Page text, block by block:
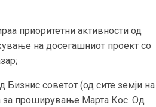
приоритетни активности од
на досегашниот проект со
советот (од сите земји на
за проширување Марта Кос. Од